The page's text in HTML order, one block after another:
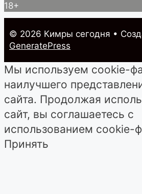
18+
© 2026 Кимры cегодня •
GeneratePress
Мы используем cookie-
наилучшего
сайта. Продолжая
сайт, вы соглашаетесь с
использованием cookie-
Принять